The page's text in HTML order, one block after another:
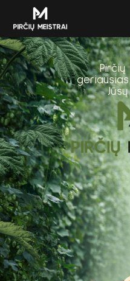
Pirčių
geriausias
Jūsų